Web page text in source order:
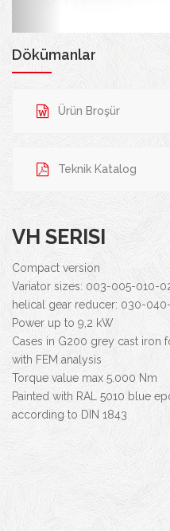
Dökümanlar
Ürün Broşür
Teknik Katalog
VH SERISI
Compact version
Variator sizes: 003-005-010-
helical gear reducer: 030-
Power up to 9,2 kW
Cases in G200 grey cast iron
with FEM analysis
Torque value max 5.000 Nm
Painted with RAL 5010 blue
according to DIN 1843